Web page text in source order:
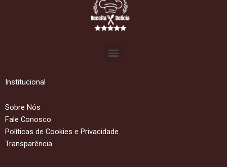
Menu
Institucional
Sobre Nós
Fale Conosco
Políticas de Cookies e Privacidade
Transparência